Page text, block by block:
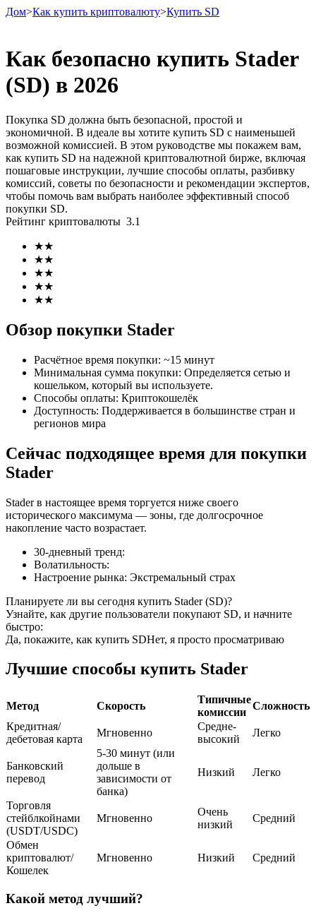
Фьючерсы
USDT-фьючерсы
Фьючерсы с использованием USDT в качестве
обеспечения
Фьючерсы на COIN-M
Криптовалютные фьючерсы
TradFi
Деривативы на акции, форекс, драгоценные металлы и
сырьевые товары
USDC фьючерсы
Копирование торговли
Присоединяйтесь к лучшим трейдерам
Дом>Как купить криптовалюту>Купить SD
Как безопасно купить Stader
(SD) в 2026
Покупка SD должна быть безопасной, простой и
экономичной. В идеале вы хотите купить SD с наименьшей
возможной комиссией. В этом руководстве мы покажем вам,
как купить SD на надежной криптовалютной бирже, включая
пошаговые инструкции, лучшие способы оплаты, разбивку
комиссий, советы по безопасности и рекомендации экспертов,
чтобы помочь вам выбрать наиболее эффективный способ
покупки SD.
Рейтинг криптовалюты 3.1
★★
★★
★★
★★
★★
Обзор покупки Stader
Расчётное время покупки: ~15 минут
Минимальная сумма покупки: Определяется сетью и
кошельком, который вы используете.
Способы оплаты: Криптокошелёк
Доступность: Поддерживается в большинстве стран и
регионов мира
Сейчас подходящее время для покупки
Stader
Stader в настоящее время торгуется ниже своего
исторического максимума — зоны, где долгосрочное
накопление часто возрастает.
30-дневный тренд:
Волатильность:
Настроение рынка: Экстремальный страх
Планируете ли вы сегодня купить Stader (SD)?
Узнайте, как другие пользователи покупают SD, и начните
быстро:
Да, покажите, как купить SDНет, я просто просматриваю
Лучшие способы купить Stader
Метод Скорость
Типичные
комиссии
Сложность
Кредитная/
дебетовая карта
Мгновенно
Средне-
высокий
Легко
Банковский
перевод
5-30 минут (или
дольше в
зависимости от
банка)
Низкий Легко
Торговля
стейблкойнами
(USDT/USDC)
Мгновенно
Очень
низкий
Средний
Обмен
криптовалют/
Кошелек
Мгновенно Низкий Средний
Какой метод лучший?